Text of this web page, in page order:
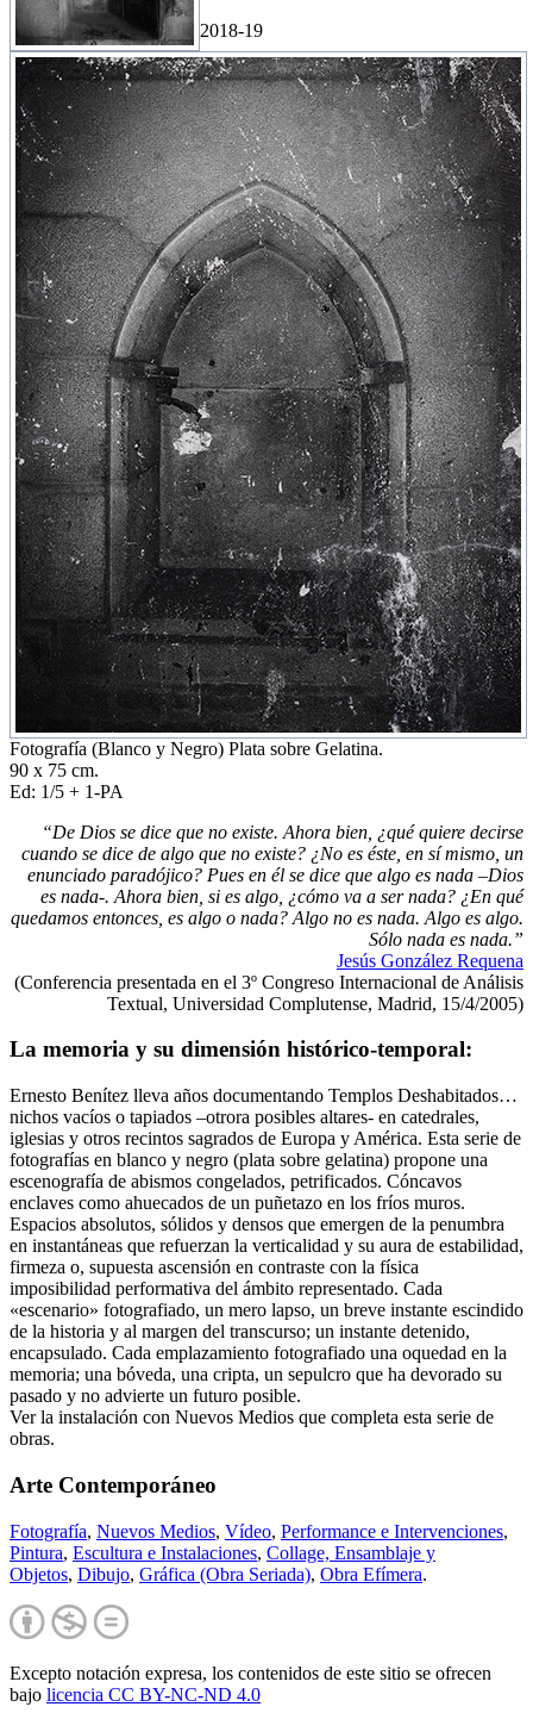
2018-19
Fotografía (Blanco y Negro) Plata sobre Gelatina.
90 x 75 cm.
Ed: 1/5 + 1-PA
“De Dios se dice que no existe. Ahora bien, ¿qué quiere decirse
cuando se dice de algo que no existe? ¿No es éste, en sí mismo, un
enunciado paradójico? Pues en él se dice que algo es nada –Dios
es nada-. Ahora bien, si es algo, ¿cómo va a ser nada? ¿En qué
quedamos entonces, es algo o nada? Algo no es nada. Algo es algo.
Sólo nada es nada.”
Jesús González Requena
(Conferencia presentada en el 3º Congreso Internacional de Análisis
Textual, Universidad Complutense, Madrid, 15/4/2005)
La memoria y su dimensión histórico-temporal:
Ernesto Benítez lleva años documentando Templos Deshabitados…
nichos vacíos o tapiados –otrora posibles altares- en catedrales,
iglesias y otros recintos sagrados de Europa y América. Esta serie de
fotografías en blanco y negro (plata sobre gelatina) propone una
escenografía de abismos congelados, petrificados. Cóncavos
enclaves como ahuecados de un puñetazo en los fríos muros.
Espacios absolutos, sólidos y densos que emergen de la penumbra
en instantáneas que refuerzan la verticalidad y su aura de estabilidad,
firmeza o, supuesta ascensión en contraste con la física
imposibilidad performativa del ámbito representado. Cada
«escenario» fotografiado, un mero lapso, un breve instante escindido
de la historia y al margen del transcurso; un instante detenido,
encapsulado. Cada emplazamiento fotografiado una oquedad en la
memoria; una bóveda, una cripta, un sepulcro que ha devorado su
pasado y no advierte un futuro posible.
Ver la instalación con Nuevos Medios que completa esta serie de
obras.
Arte Contemporáneo
Fotografía, Nuevos Medios, Vídeo, Performance e Intervenciones,
Pintura, Escultura e Instalaciones, Collage, Ensamblaje y
Objetos, Dibujo, Gráfica (Obra Seriada), Obra Efímera.
Excepto notación expresa, los contenidos de este sitio se ofrecen
bajo licencia CC BY-NC-ND 4.0